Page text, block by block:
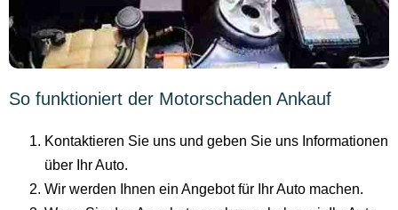
So funktioniert der Motorschaden Ankauf
Kontaktieren Sie uns und geben Sie uns Informationen
über Ihr Auto.
Wir werden Ihnen ein Angebot für Ihr Auto machen.